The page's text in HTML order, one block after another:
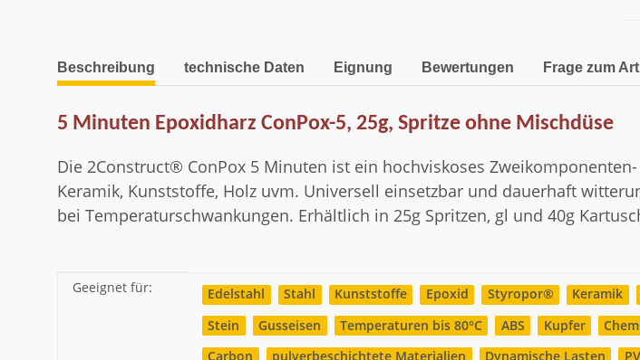
weitere Registerkarten anzeigen
Beschreibung technische Daten Eignung Bewertungen Frage zum
5 Minuten Epoxidharz ConPox-5, 25g, Spritze ohne Mischdüse
Die 2Construct® ConPox 5 Minuten ist ein hochviskoses
Keramik, Kunststoffe, Holz uvm. Universell einsetzbar und dauerhaft
bei Temperaturschwankungen. Erhältlich in 25g Spritzen, gl und 40g
Produkteigenschaft
Wert
Geeignet für: Edelstahl Stahl Kunststoffe Epoxid Styropor® Keramik
Stein
Gusseisen Temperaturen bis 80°C ABS Kupfer
Carbon
pulverbeschichtete Materialien Dynamische Lasten